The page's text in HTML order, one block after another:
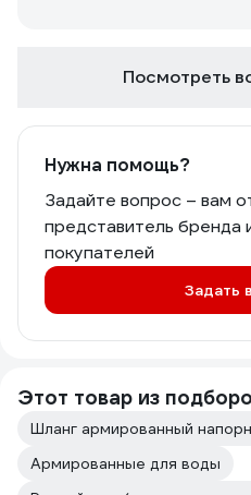
Посмотреть
Нужна помощь?
Задайте вопрос – вам
представитель бренда
покупателей
Задать
Этот товар из
Шланг армированный
Армированные для воды